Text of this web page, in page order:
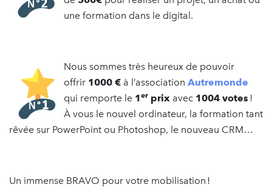
une formation dans le digital.
Nous sommes très heureux de pouvoir
offrir 1000 € à l’association Autremonde
qui remporte le 1er prix avec 1004 votes !
À vous le nouvel ordinateur, la formation tant
rêvée sur PowerPoint ou Photoshop, le nouveau CRM…
Un immense BRAVO pour votre mobilisation !